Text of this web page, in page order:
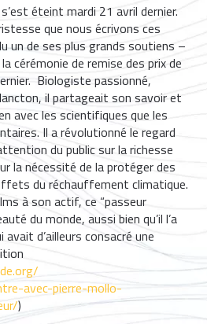
s’est éteint mardi 21 avril dernier.
que nous écrivons ces
un de ses plus grands soutiens –
cérémonie de remise des prix de
Biologiste passionné,
il partageait son savoir et
avec les scientifiques que les
Il a révolutionné le regard
du public sur la richesse
la nécessité de la protéger des
du réchauffement climatique.
à son actif, ce “passeur
du monde, aussi bien qu’il l’a
d’ailleurs consacré une
avec-pierre-mollo-
)